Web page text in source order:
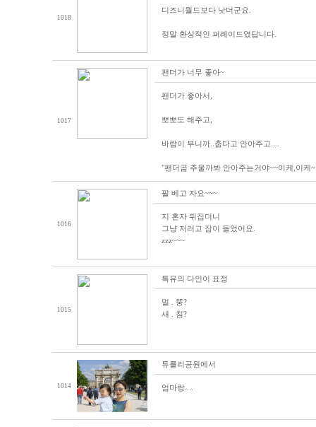
1018
디즈니월드보다 낫더군요.
정말 환상적인 퍼레이드였답니다.
1017
팬더가 너무 좋아~
팬더가 좋아서,
뽀뽀도 해주고,
바람이 부니까..춥다고 안아주고....
"팬더곰 추울까봐 안아주는거야~~이케,이케
1016
팔 베고 자요~~~
지 혼자 뒤집더니
그냥 저러고 잠이 들었어요.
zzz~~~
1015
특유의 다인이 표정
멀 . 뚱?
새 . 침?
1014
튜를리공원에서
엄마랑....